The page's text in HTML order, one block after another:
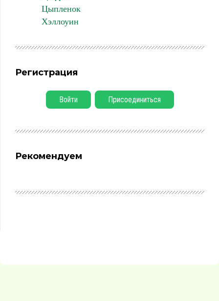
Цыпленок
Хэллоуин
Регистрация
Войти Присоединиться
Рекомендуем